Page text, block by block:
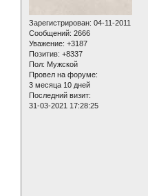
Зарегистрирован: 04-11-2011
Сообщений: 2666
Уважение: +3187
Позитив: +8337
Пол: Мужской
Провел на форуме:
3 месяца 10 дней
Последний визит:
31-03-2021 17:28:25